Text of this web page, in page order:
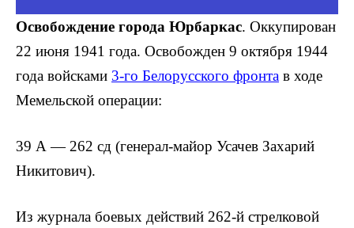
Освобождение города Юрбаркас. Оккупирован
22 июня 1941 года. Освобожден 9 октября 1944
года войсками 3-го Белорусского фронта в ходе
Мемельской операции:
39 А — 262 сд (генерал-майор Усачев Захарий
Никитович).
Из журнала боевых действий 262-й стрелковой